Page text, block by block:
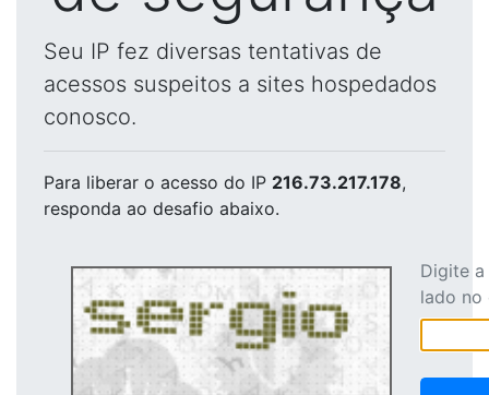
Seu IP fez diversas tentativas de
acessos suspeitos a sites hospedados
conosco.
Para liberar o acesso do IP 216.73.217.178,
responda ao desafio abaixo.
Digite
lado no